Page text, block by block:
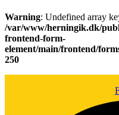
Warning: Undefined array
/var/www/herningik.dk/
frontend-form-
element/main/frontend/
250